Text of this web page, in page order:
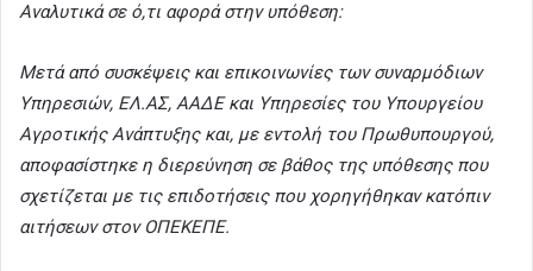
Αναλυτικά σε ό,τι αφορά στην υπόθεση:
Μετά από συσκέψεις και επικοινωνίες των συναρμόδιων
Υπηρεσιών, ΕΛ.ΑΣ, ΑΑΔΕ και Υπηρεσίες του Υπουργείου
Αγροτικής Ανάπτυξης και, με εντολή του Πρωθυπουργού,
αποφασίστηκε η διερεύνηση σε βάθος της υπόθεσης που
σχετίζεται με τις επιδοτήσεις που χορηγήθηκαν κατόπιν
αιτήσεων στον ΟΠΕΚΕΠΕ.